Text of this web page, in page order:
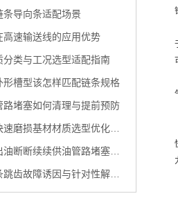
条导向条适配场景
高速输送线的应用优势
分类与工况选型适配指南
形槽型该怎样匹配链条规格
路堵塞如何清理与提前预防
磨损基材材质选型优化思路
断续续供油管路堵塞排查方法
齿故障诱因与针对性解决方法